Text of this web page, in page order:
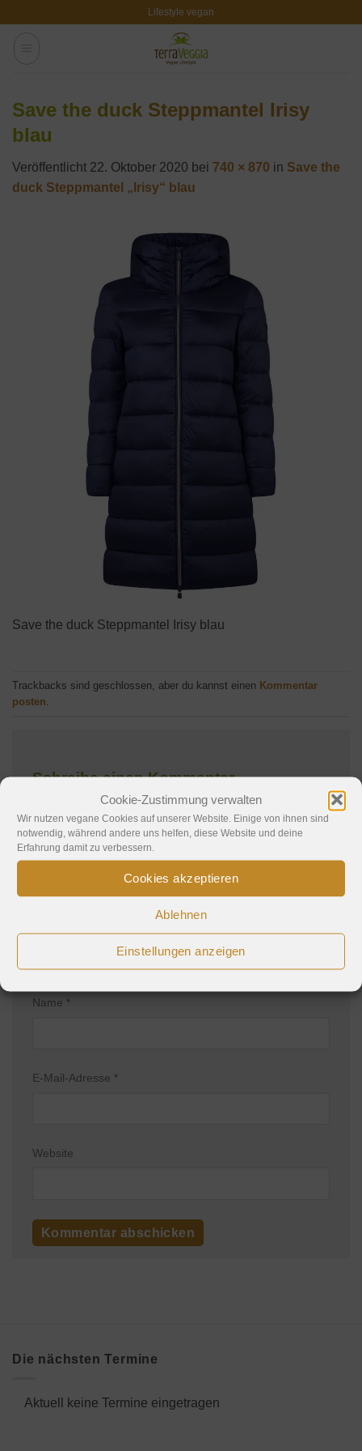
Cookie-Zustimmung verwalten
Wir nutzen vegane Cookies auf unserer Website. Einige von ihnen sind
notwendig, während andere uns helfen, diese Website und deine
Erfahrung damit zu verbessern.
Cookies akzeptieren
Ablehnen
Einstellungen anzeigen
Lifestyle vegan
Save the duck Steppmantel Irisy
blau
Veröffentlicht 22. Oktober 2020 bei 740 × 870 in Save the
duck Steppmantel „Irisy“ blau
Save the duck Steppmantel Irisy blau
Trackbacks sind geschlossen, aber du kannst einen Kommentar
posten
Schreibe einen Kommentar
Deine E-Mail-Adresse wird nicht veröffentlicht.
Erforderliche Felder sind mit*markiert
Kommentar*
Name *
E-Mail-Adresse *
Website
Die nächsten Termine
Aktuell keine Termine eingetragen